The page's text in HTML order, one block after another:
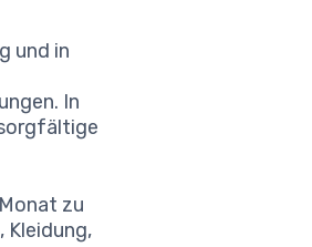
und in
In
zu
Kleidung,